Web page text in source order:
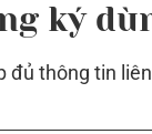
ký
đủ thông tin